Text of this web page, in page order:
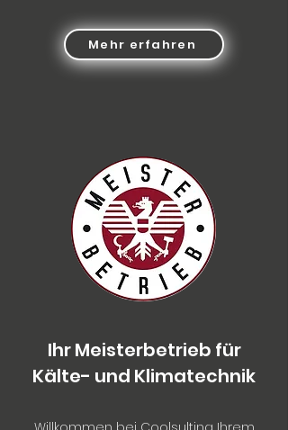
Mehr erfahren
Ihr Meisterbetrieb für
Kälte- und Klimatechnik